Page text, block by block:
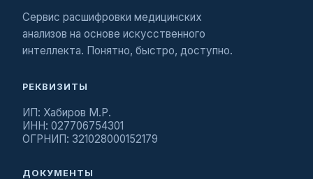
Сервис расшифровки медицинских
анализов на основе искусственного
интеллекта. Понятно, быстро, доступно.
РЕКВИЗИТЫ
ИП: Хабиров М.Р.
ИНН: 027706754301
ОГРНИП: 321028000152179
ДОКУМЕНТЫ